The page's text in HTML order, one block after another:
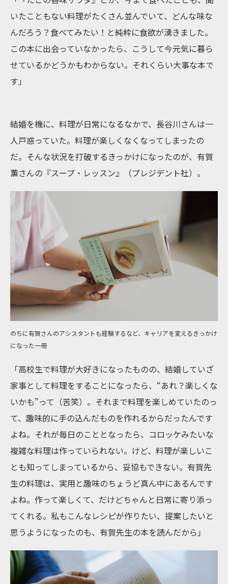
いたこともない料理がたくさん並んでいて、どんな味な
んだろう？食べてみたい！と純粋に食欲が湧きました。
この本に出会っていなかったら、こうして今元気に暮ら
せているかどうかもわからない。それくらい大事な本で
す」
結婚を機に、料理が日常になるなかで、長谷川さんは一
人戸惑っていた。料理が楽しくなくなってしまったの
だ。そんな状況を打破するきっかけになったのが、有賀
薫さんの『スープ・レッスン』（プレジデント社）。
のちに有賀さんのアシスタントも経験するなど、キャリアを変えるきっかけ
になった一冊
「高校生で料理が大好きになったものの、結婚していざ
家事として料理をすることになったら、“あれ？楽しくな
いかも”って（苦笑）。それまで料理を楽しめていたのっ
て、趣味的に手の込んだものを作れるからだったんです
よね。それが毎日のこととなったら、コロッケみたいな
複雑な料理は作っていられない。けど、料理が楽しいこ
とも知ってしまっているから、妥協もできない。有賀先
生の料理は、実用と趣味のちょうど真ん中にあるんです
よね。作って楽しくて、だけどちゃんと日常に寄り添っ
てくれる。私もこんなレシピが作りたい、提案したいと
思うようになったのも、有賀先生の本を読んだから」